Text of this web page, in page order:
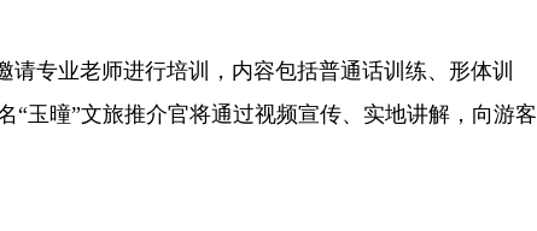
请专业老师进行培训，内容包括普通话训练、形体训
“玉曈”文旅推介官将通过视频宣传、实地讲解，向游客